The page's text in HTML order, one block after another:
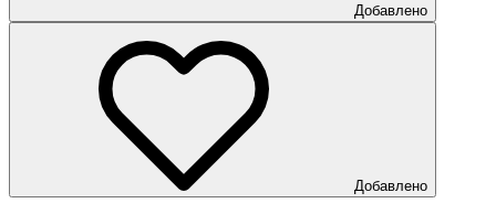
Добавлено
Добавлено